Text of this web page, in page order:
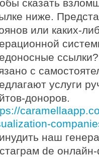
сказать
ниже.
или каких-
с
услуги
доноров.
наш
de